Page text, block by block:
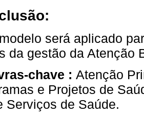
será aplicado
da gestão da Atenção
chave : Atenção
e Projetos de
Serviços de Saúde.